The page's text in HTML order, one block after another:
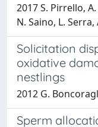
2017 S. Pirrello,
N. Saino, L.
Solicitation
oxidative
nestlings
2012 G.
Sperm